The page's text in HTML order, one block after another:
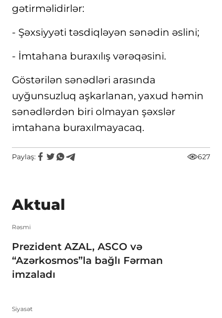
gətirməlidirlər:
- Şəxsiyyəti təsdiqləyən sənədin əslini;
- İmtahana buraxılış vərəqəsini.
Göstərilən sənədləri arasında
uyğunsuzluq aşkarlanan, yaxud həmin
sənədlərdən biri olmayan şəxslər
imtahana buraxılmayacaq.
Paylaş: 627
Aktual
Rəsmi
Prezident AZAL, ASCO və
“Azərkosmos”la bağlı Fərman
imzaladı
Siyasət